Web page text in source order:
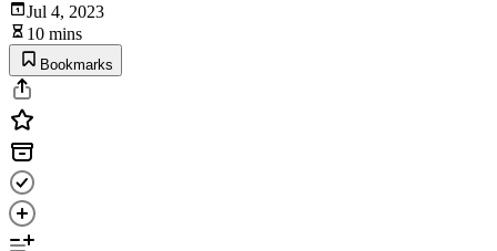
Jul 4, 2023
10 mins
Bookmarks